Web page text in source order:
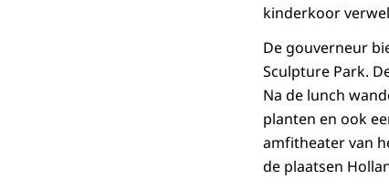
kinderkoor
De gouverneur
Sculpture Park.
Na de lunch
planten en ook
amfitheater van
de plaatsen